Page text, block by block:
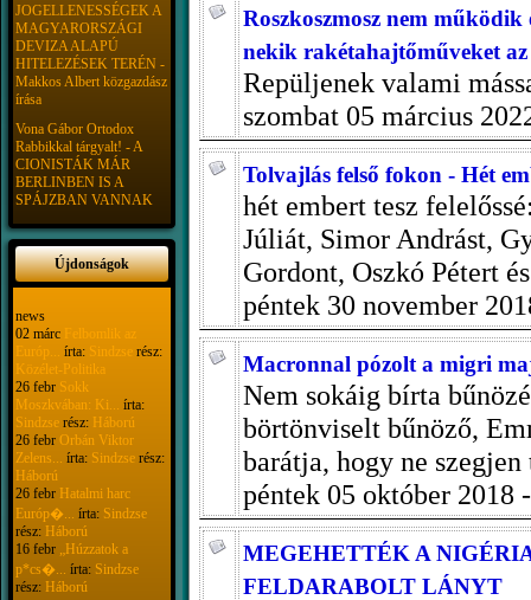
JOGELLENESSÉGEK A
MAGYARORSZÁGI
DEVIZA ALAPÚ
HITELEZÉSEK TERÉN -
Makkos Albert közgazdász
írása
Vona Gábor Ortodox
Rabbikkal tárgyalt! - A
CIONISTÁK MÁR
BERLINBEN IS A
SPÁJZBAN VANNAK
Újdonságok
news
02 márc
Felbomlik az
Európ...
írta: Sindzse rész:
Közélet-Politika
26 febr Sokk
Moszkvában: Ki...
írta:
Sindzse rész: Háború
26 febr Orbán Viktor
Zelens...
írta: Sindzse rész:
Háború
26 febr Hatalmi harc
Európ�...
írta: Sindzse
rész: Háború
16 febr
„Húzzatok a
p*cs�...
írta: Sindzse
rész: Háború
Roszkoszmosz nem
nekik rakétahajtőműveket
Repüljenek valami
szombat 05 március
Tolvajlás felső fokon - Hét
hét embert tesz
Júliát, Simor Andrást,
Gordont, Oszkó Pétert
péntek 30 november
Macronnal pózolt a migri
Nem sokáig bírta
börtönviselt bűnöző,
barátja, hogy ne
péntek 05 október 2018
MEGEHETTÉK A
FELDARABOLT LÁNYT